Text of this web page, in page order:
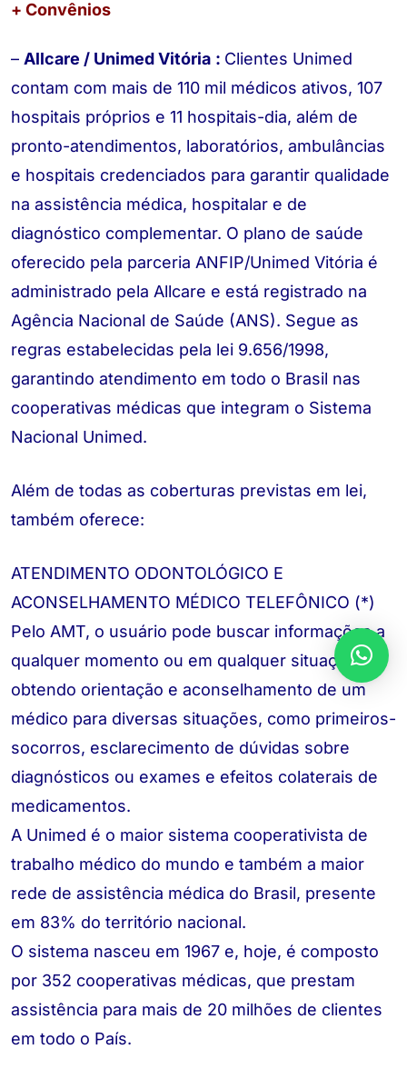
+ Convênios
– Allcare / Unimed Vitória : Clientes Unimed
contam com mais de 110 mil médicos ativos, 107
hospitais próprios e 11 hospitais-dia, além de
pronto-atendimentos, laboratórios, ambulâncias
e hospitais credenciados para garantir qualidade
na assistência médica, hospitalar e de
diagnóstico complementar. O plano de saúde
oferecido pela parceria ANFIP/Unimed Vitória é
administrado pela Allcare e está registrado na
Agência Nacional de Saúde (ANS). Segue as
regras estabelecidas pela lei 9.656/1998,
garantindo atendimento em todo o Brasil nas
cooperativas médicas que integram o Sistema
Nacional Unimed.
Além de todas as coberturas previstas em lei,
também oferece:
ATENDIMENTO ODONTOLÓGICO E
ACONSELHAMENTO MÉDICO TELEFÔNICO (*)
Pelo AMT, o usuário pode buscar informações a
qualquer momento ou em qualquer situação,
obtendo orientação e aconselhamento de um
médico para diversas situações, como primeiros-
socorros, esclarecimento de dúvidas sobre
diagnósticos ou exames e efeitos colaterais de
medicamentos.
A Unimed é o maior sistema cooperativista de
trabalho médico do mundo e também a maior
rede de assistência médica do Brasil, presente
em 83% do território nacional.
O sistema nasceu em 1967 e, hoje, é composto
por 352 cooperativas médicas, que prestam
assistência para mais de 20 milhões de clientes
em todo o País.